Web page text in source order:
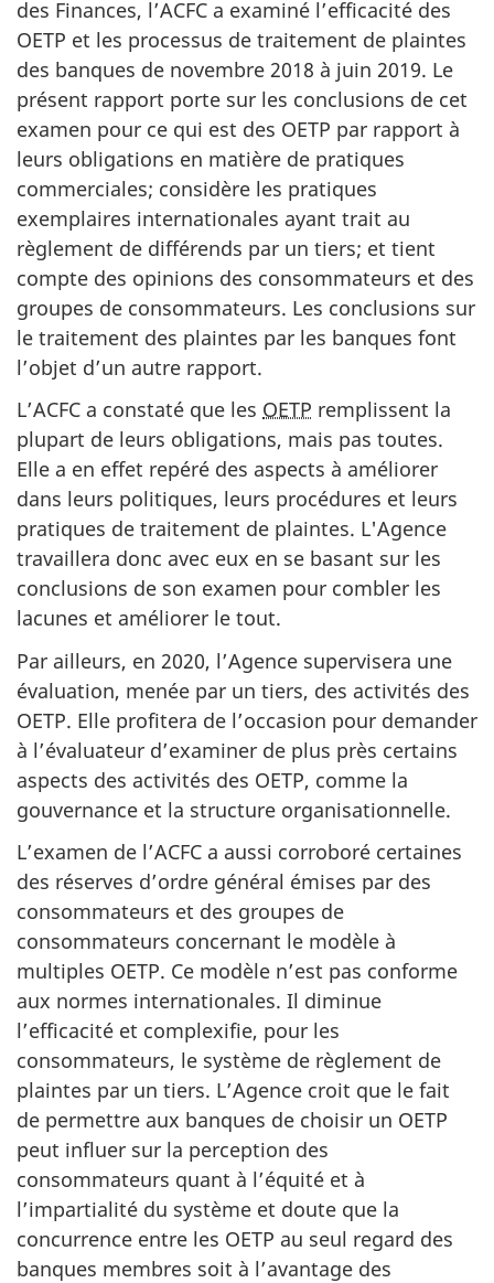
des Finances, l’ACFC a examiné l’efficacité des
OETP et les processus de traitement de plaintes
des banques de novembre 2018 à juin 2019. Le
présent rapport porte sur les conclusions de cet
examen pour ce qui est des OETP par rapport à
leurs obligations en matière de pratiques
commerciales; considère les pratiques
exemplaires internationales ayant trait au
règlement de différends par un tiers; et tient
compte des opinions des consommateurs et des
groupes de consommateurs. Les conclusions sur
le traitement des plaintes par les banques font
l’objet d’un autre rapport.
L’ACFC a constaté que les OETP remplissent la
plupart de leurs obligations, mais pas toutes.
Elle a en effet repéré des aspects à améliorer
dans leurs politiques, leurs procédures et leurs
pratiques de traitement de plaintes. L'Agence
travaillera donc avec eux en se basant sur les
conclusions de son examen pour combler les
lacunes et améliorer le tout.
Par ailleurs, en 2020, l’Agence supervisera une
évaluation, menée par un tiers, des activités des
OETP. Elle profitera de l’occasion pour demander
à l’évaluateur d’examiner de plus près certains
aspects des activités des OETP, comme la
gouvernance et la structure organisationnelle.
L’examen de l’ACFC a aussi corroboré certaines
des réserves d’ordre général émises par des
consommateurs et des groupes de
consommateurs concernant le modèle à
multiples OETP. Ce modèle n’est pas conforme
aux normes internationales. Il diminue
l’efficacité et complexifie, pour les
consommateurs, le système de règlement de
plaintes par un tiers. L’Agence croit que le fait
de permettre aux banques de choisir un OETP
peut influer sur la perception des
consommateurs quant à l’équité et à
l’impartialité du système et doute que la
concurrence entre les OETP au seul regard des
banques membres soit à l’avantage des